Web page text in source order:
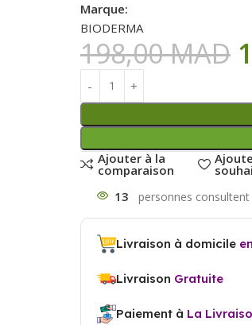
Marque:
BIODERMA
198,00MAD
Ajouter à la
comparaison
13
Livraison à domicile
Livraison Gratuite
Paiement à La